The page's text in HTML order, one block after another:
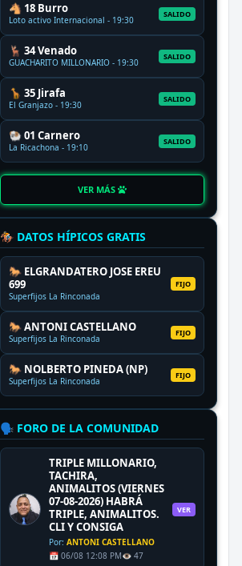
🐴 18 Burro
Loto activo Internacional - 19:30
SALIDO
🦌 34 Venado
GUACHARITO MILLONARIO - 19:30
SALIDO
🦒 35 Jirafa
El Granjazo - 19:30
SALIDO
🐏 01 Carnero
La Ricachona - 19:10
SALIDO
VER MÁS
🏇 DATOS HÍPICOS GRATIS
🐎 ELGRANDATERO JOSE EREU
699
Superfijos La Rinconada
FIJO
🐎 ANTONI CASTELLANO
Superfijos La Rinconada
FIJO
🐎 NOLBERTO PINEDA (NP)
Superfijos La Rinconada
FIJO
🗣️ FORO DE LA COMUNIDAD
TRIPLE MILLONARIO,
TACHIRA,
ANIMALITOS (VIERNES
07-08-2026) HABRÁ
TRIPLE, ANIMALITOS.
CLI Y CONSIGA
Por: ANTONI CASTELLANO
📅 06/08 12:08 PM👁️ 47
VER